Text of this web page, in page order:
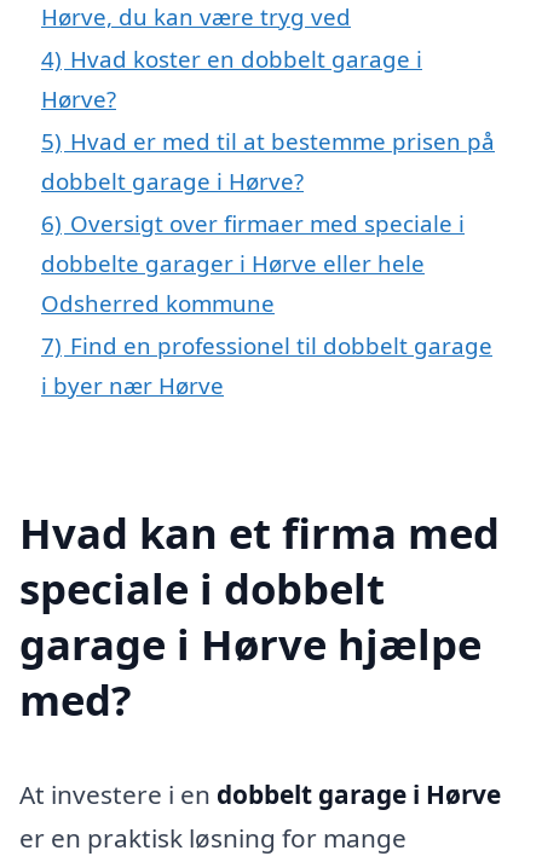
Hørve, du kan være tryg ved
4) Hvad koster en dobbelt garage i
Hørve?
5) Hvad er med til at bestemme prisen på
dobbelt garage i Hørve?
6) Oversigt over firmaer med speciale i
dobbelte garager i Hørve eller hele
Odsherred kommune
7) Find en professionel til dobbelt garage
i byer nær Hørve
Hvad kan et firma med
speciale i dobbelt
garage i Hørve hjælpe
med?
At investere i en dobbelt garage i Hørve
er en praktisk løsning for mange